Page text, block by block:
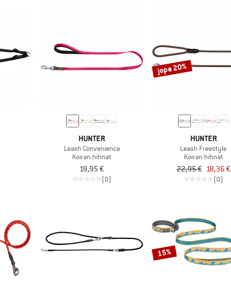
HUNTER
Leash Convenience
Koiran hihnat
19,95 €
(0)
jopa 20%
HUNTER
Leash Freestyle
Koiran hihnat
22,95 € 18,36 €
(0)
15%